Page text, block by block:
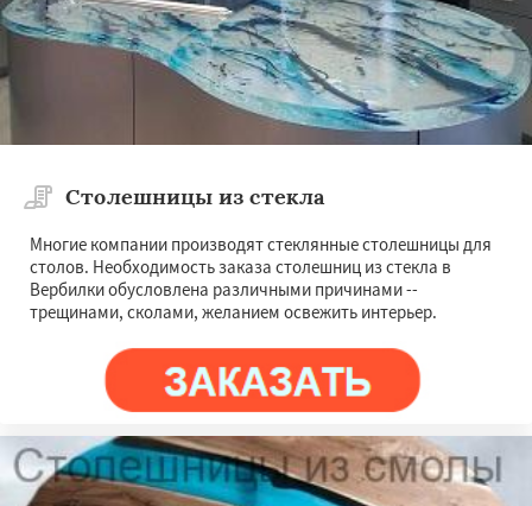
Столешницы из стекла
Многие компании производят стеклянные столешницы для
столов. Необходимость заказа столешниц из стекла в
Вербилки обусловлена различными причинами --
трещинами, сколами, желанием освежить интерьер.